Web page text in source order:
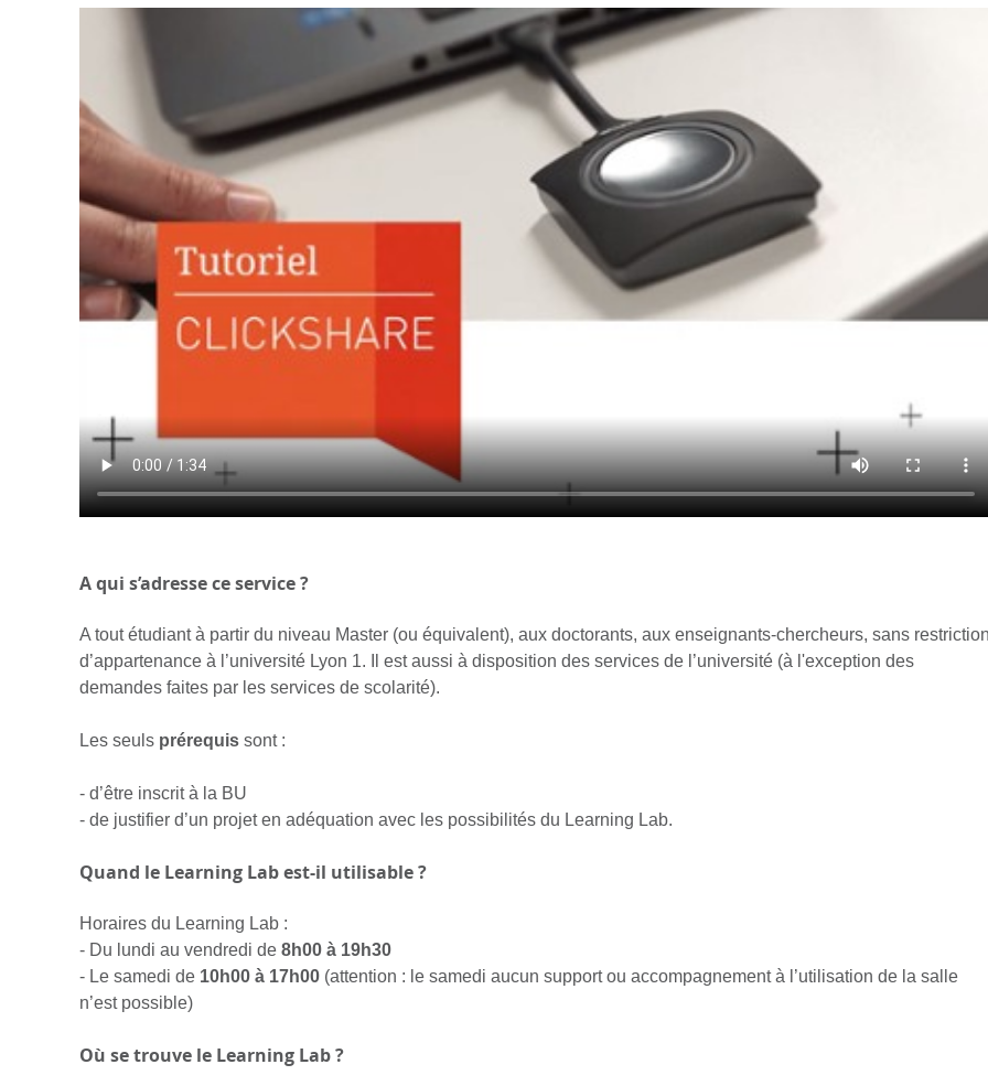
A qui s’adresse ce service ?
A tout étudiant à partir du niveau Master (ou équivalent), aux doctorants, aux enseignants-chercheurs, sans
d’appartenance à l’université Lyon 1. Il est aussi à disposition des services de l’université (à l'exception des
demandes faites par les services de scolarité).
Les seuls prérequis sont :
- d’être inscrit à la BU
- de justifier d’un projet en adéquation avec les possibilités du Learning Lab.
Quand le Learning Lab est-il utilisable ?
Horaires du Learning Lab :
- Du lundi au vendredi de 8h00 à 19h30
- Le samedi de 10h00 à 17h00 (attention : le samedi aucun support ou accompagnement à l’utilisation de la salle
n’est possible)
Où se trouve le Learning Lab ?